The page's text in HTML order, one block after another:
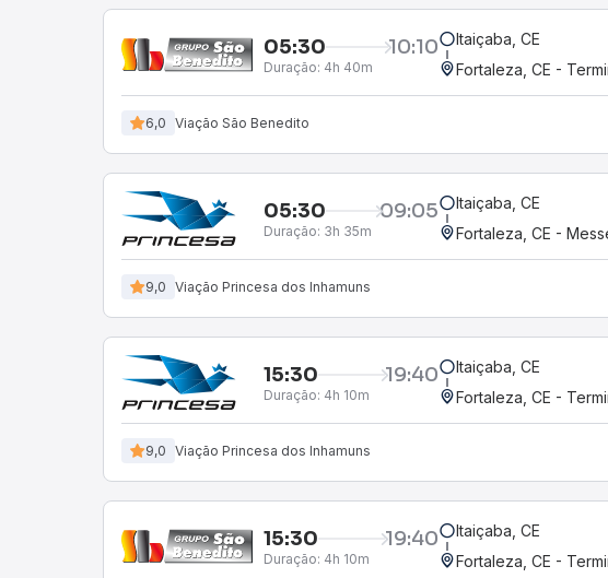
05:30 10:10
Duração: 4h 40m
Itaiçaba, CE
Fortaleza, CE -
6,0 Viação São Benedito
05:30 09:05
Duração: 3h 35m
Itaiçaba, CE
Fortaleza, CE -
9,0 Viação Princesa dos Inhamuns
15:30 19:40
Duração: 4h 10m
Itaiçaba, CE
Fortaleza, CE -
9,0 Viação Princesa dos Inhamuns
15:30 19:40
Duração: 4h 10m
Itaiçaba, CE
Fortaleza, CE -